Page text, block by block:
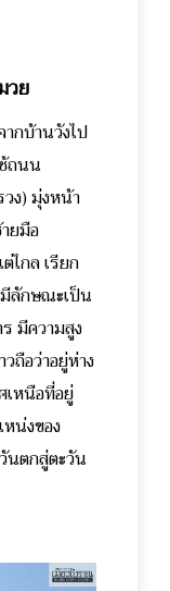
วย
กบ้านวังไป
ถนน
ง) มุ่งหน้า
ยมือ
ไกล เรียก
ลักษณะเป็น
มีความสูง
ถือว่าอยู่ห่าง
เหนือที่อยู่
หน่งของ
นตกสู่ตะวัน